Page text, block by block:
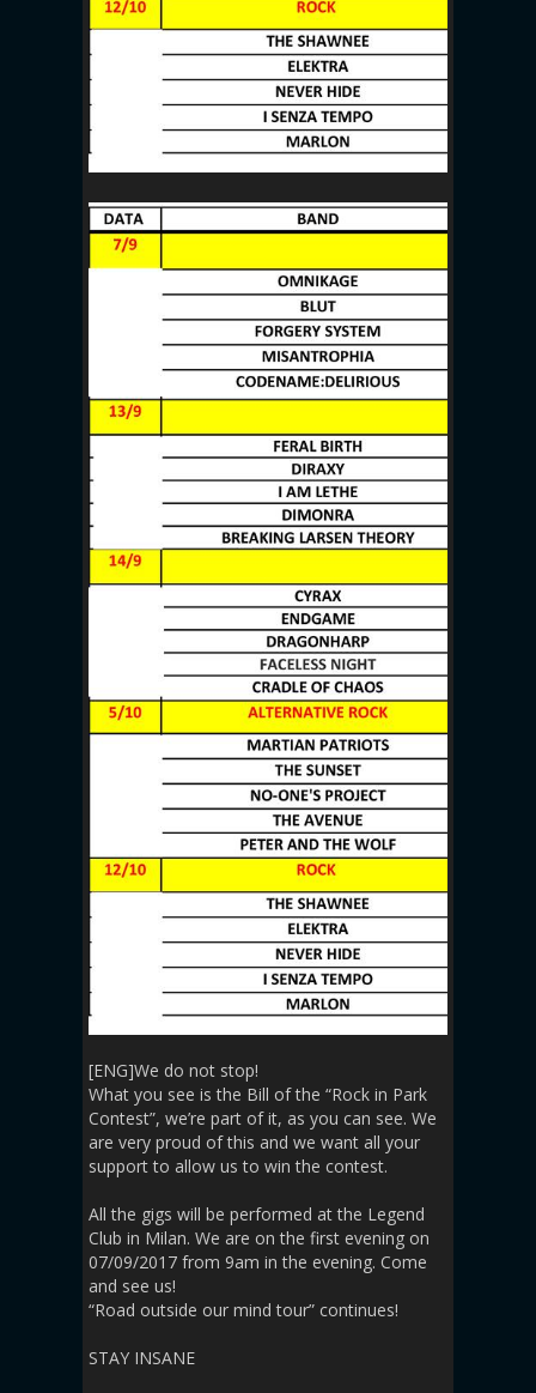
[ENG]We do not stop!
What you see is the Bill of the “Rock in Park
Contest”, we’re part of it, as you can see. We
are very proud of this and we want all your
support to allow us to win the contest.
All the gigs will be performed at the Legend
Club in Milan. We are on the first evening on
07/09/2017 from 9am in the evening. Come
and see us!
“Road outside our mind tour” continues!
STAY INSANE